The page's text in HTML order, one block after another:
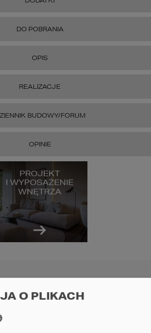
DO POBRANIA
OPIS
REALIZACJE
BUDOWY/FORUM
OPINIE
O PLIKACH